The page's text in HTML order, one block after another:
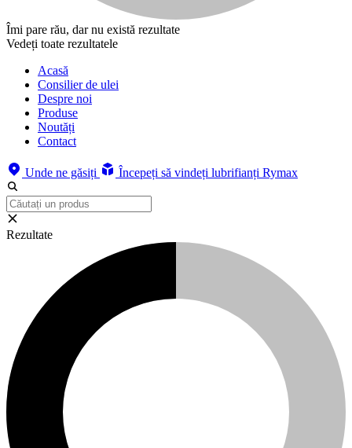
Îmi pare rău, dar nu există rezultate
Vedeți toate rezultatele
Acasă
Consilier de ulei
Despre noi
Produse
Noutăți
Contact
Unde ne găsiți Începeți să vindeți lubrifianți Rymax
Rezultate